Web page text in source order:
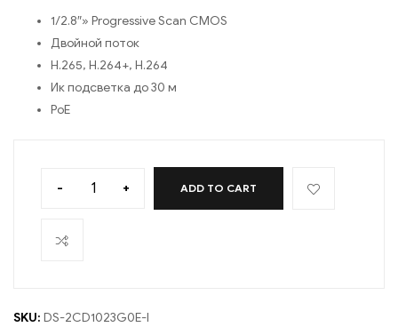
1/2.8″» Progressive Scan CMOS
Двойной поток
H.265, H.264+, H.264
Ик подсветка до 30 м
PoE
- + ADD TO CART
SKU: DS-2CD1023G0E-I